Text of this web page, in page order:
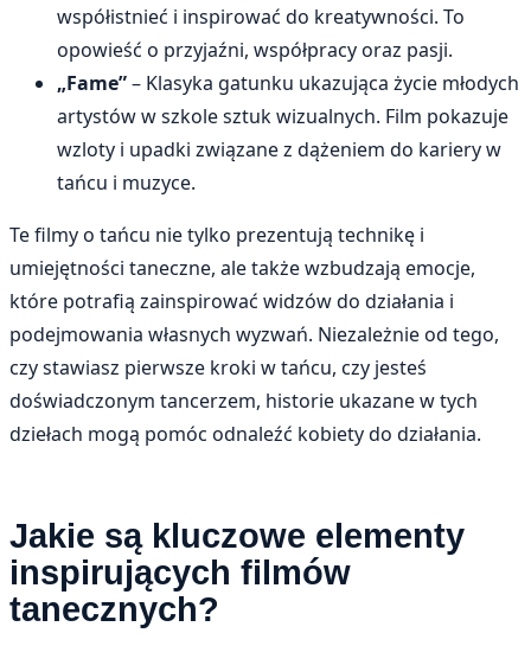
współistnieć i inspirować do kreatywności. To
opowieść o przyjaźni, współpracy oraz pasji.
„Fame”– Klasyka gatunku ukazująca życie młodych
artystów w szkole sztuk wizualnych. Film pokazuje
wzloty i upadki związane z dążeniem do kariery w
tańcu i muzyce.
Te filmy o tańcu nie tylko prezentują technikę i
umiejętności taneczne, ale także wzbudzają emocje,
które potrafią zainspirować widzów do działania i
podejmowania własnych wyzwań. Niezależnie od tego,
czy stawiasz pierwsze kroki w tańcu, czy jesteś
doświadczonym tancerzem, historie ukazane w tych
dziełach mogą pomóc odnaleźć kobiety do działania.
Jakie są kluczowe elementy
inspirujących filmów
tanecznych?